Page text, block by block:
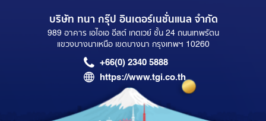
บริษัท ทนา กรุ๊ป อินเตอร์เนชั่นแนล จำกัด
989 อาคาร เอไอเอ อีสต์ เกตเวย์ ชั้น 24 ถนนเทพรัตน
แขวงบางนาเหนือ เขตบางนา กรุงเทพฯ 10260
+66(0) 2340 5888
https://www.tgi.co.th